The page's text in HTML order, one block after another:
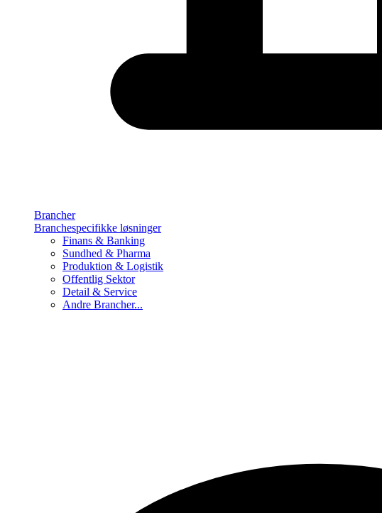
Brancher
Branchespecifikke løsninger
Finans & Banking
Sundhed & Pharma
Produktion & Logistik
Offentlig Sektor
Detail & Service
Andre Brancher...